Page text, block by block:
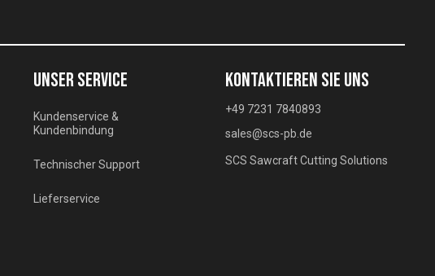
UNSER SERVICE
Kundenservice &
Kundenbindung
Technischer Support
Lieferservice
KONTAKTIEREN SIE UNS
+49 7231 7840893
sales@scs-pb.de
SCS Sawcraft Cutting Solutions